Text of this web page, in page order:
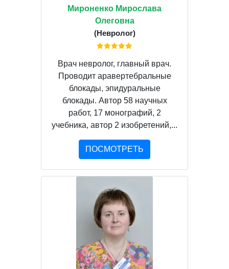
Мироненко Мирослава
Олеговна
(Невролог)
Врач невролог, главный врач.
Проводит аравертебральные
блокады, эпидуральные
блокады. Автор 58 научных
работ, 17 монографий, 2
учебника, автор 2 изобретений,...
ПОСМОТРЕТЬ